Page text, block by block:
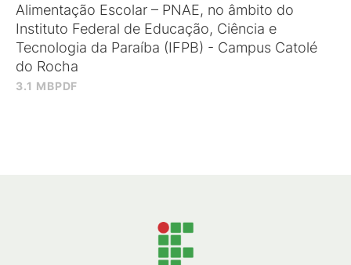
3.1 MBPDF
Alimentação Escolar – PNAE, no âmbito do
Instituto Federal de Educação, Ciência e
Tecnologia da Paraíba (IFPB) - Campus Catolé
do Rocha